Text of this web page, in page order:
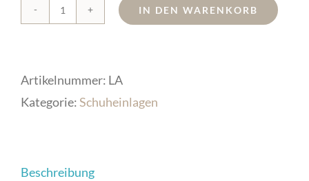
Alpaka/Lama
IN DEN WARENKORB
Artikelnummer: LA
Kategorie:Schuheinlagen
Beschreibung